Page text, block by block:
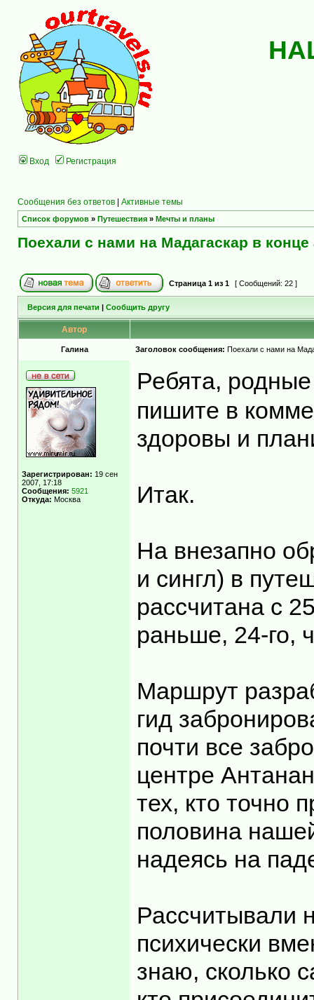
Вход Регистрация
Сообщения без ответов | Активные темы
Список форумов » Путешествия » Мечты и планы
Поехали с нами на Мадагаскар в конце
Страница 1 из 1 [ Сообщений: 22 ]
Версия для печати | Сообщить другу
Автор
Гaлинa Заголовок сообщения: Поехали с нами на
Зарегистрирован: 19 сен
2007, 17:18
Сообщения: 5921
Откуда: Москва
Ребята,
пишите в
здоровы и
Итак.
На внезапно
и сингл) в
рассчитана с
раньше, 24-го,
Маршрут
гид
почти все
центре
тех, кто точно
половина
надеясь на
Рассчитывали
психически
знаю, сколько